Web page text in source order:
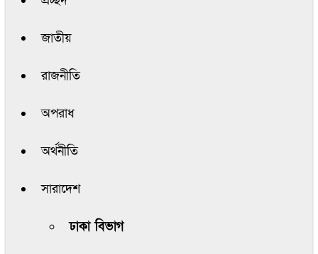
জাতীয়
রাজনীতি
অপরাধ
অর্থনীতি
সারাদেশ
ঢাকা বিভাগ